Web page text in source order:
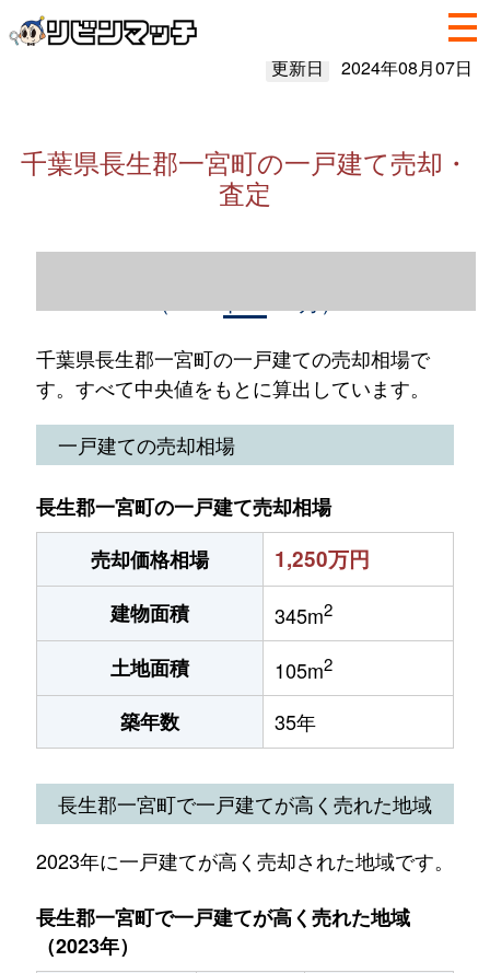
更新日 2024年08月07日
千葉県長生郡一宮町の一戸建て売却・
査定
千葉県長生郡一宮町の一戸建ての売却相場で
す。すべて中央値をもとに算出しています。
一戸建ての売却相場
長生郡一宮町の一戸建て売却相場
売却価格相場
1,250万円
建物面積 345m2
土地面積 105m2
築年数 35年
長生郡一宮町で一戸建てが高く売れた地域
2023年に一戸建てが高く売却された地域です。
長生郡一宮町で一戸建てが高く売れた地域
（2023年）